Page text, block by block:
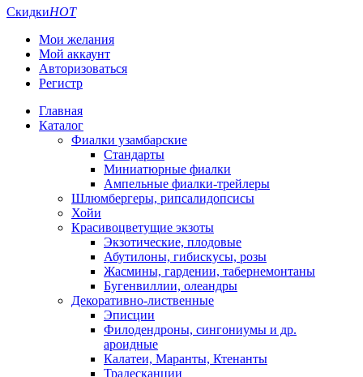
СкидкиHOT
Мои желания
Мой аккаунт
Авторизоваться
Регистр
Главная
Каталог
Фиалки узамбарские
Стандарты
Миниатюрные фиалки
Ампельные фиалки-трейлеры
Шлюмбергеры, рипсалидопсисы
Хойи
Красивоцветущие экзоты
Экзотические, плодовые
Абутилоны, гибискусы, розы
Жасмины, гардении, табернемонтаны
Бугенвиллии, олеандры
Декоративно-лиственные
Эписции
Филодендроны, сингониумы и др.
ароидные
Калатеи, Маранты, Ктенанты
Традесканции